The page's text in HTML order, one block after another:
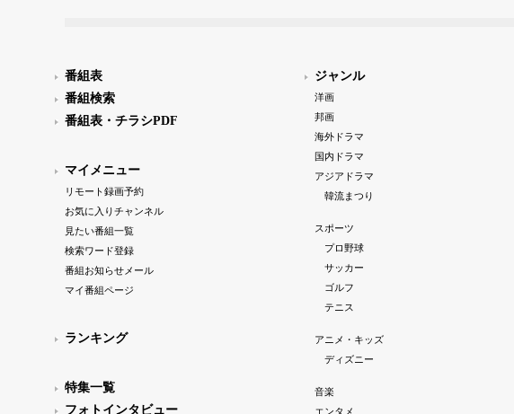
番組表
番組検索
番組表・チラシPDF
マイメニュー
リモート録画予約
お気に入りチャンネル
見たい番組一覧
検索ワード登録
番組お知らせメール
マイ番組ページ
ランキング
特集一覧
フォトインタビュー
ジャンル
洋画
邦画
海外ドラマ
国内ドラマ
アジアドラマ
韓流まつり
スポーツ
プロ野球
サッカー
ゴルフ
テニス
アニメ・キッズ
ディズニー
音楽
エンタメ